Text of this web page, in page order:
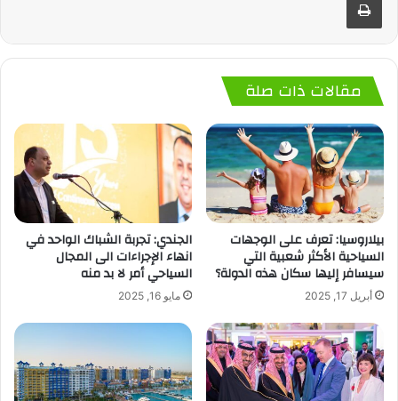
مقالات ذات صلة
بيلاروسيا: تعرف على الوجهات
السياحية الأكثر شعبية التي
سيسافر إليها سكان هذه الدولة؟
أبريل 17, 2025
الجندي: تجربة الشباك الواحد في
انهاء الإجراءات الى المجال
السياحي أمر لا بد منه
مايو 16, 2025